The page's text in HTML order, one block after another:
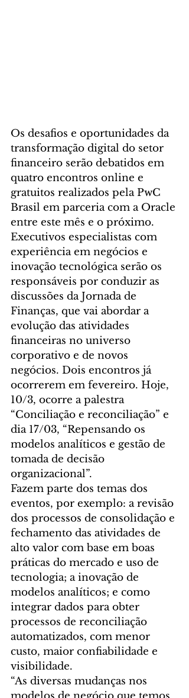
Os desafios e oportunidades da
transformação digital do setor
financeiro serão debatidos em
quatro encontros online e
gratuitos realizados pela PwC
Brasil em parceria com a Oracle
entre este mês e o próximo.
Executivos especialistas com
experiência em negócios e
inovação tecnológica serão os
responsáveis por conduzir as
discussões da Jornada de
Finanças, que vai abordar a
evolução das atividades
financeiras no universo
corporativo e de novos
negócios. Dois encontros já
ocorrerem em fevereiro. Hoje,
10/3, ocorre a palestra
“Conciliação e reconciliação” e
dia 17/03, “Repensando os
modelos analíticos e gestão de
tomada de decisão
organizacional”.
Fazem parte dos temas dos
eventos, por exemplo: a revisão
dos processos de consolidação e
fechamento das atividades de
alto valor com base em boas
práticas do mercado e uso de
tecnologia; a inovação de
modelos analíticos; e como
integrar dados para obter
processos de reconciliação
automatizados, com menor
custo, maior confiabilidade e
visibilidade.
“As diversas mudanças nos